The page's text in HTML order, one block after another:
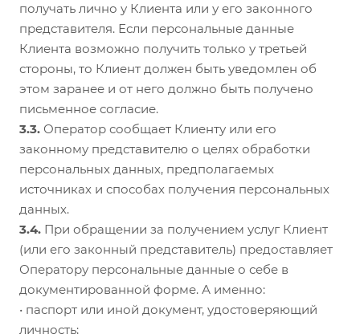
получать лично у Клиента или у его законного
представителя. Если персональные данные
Клиента возможно получить только у третьей
стороны, то Клиент должен быть уведомлен об
этом заранее и от него должно быть получено
письменное согласие.
3.3. Оператор сообщает Клиенту или его
законному представителю о целях обработки
персональных данных, предполагаемых
источниках и способах получения персональных
данных.
3.4. При обращении за получением услуг Клиент
(или его законный представитель) предоставляет
Оператору персональные данные о себе в
документированной форме. А именно:
• паспорт или иной документ, удостоверяющий
личность;